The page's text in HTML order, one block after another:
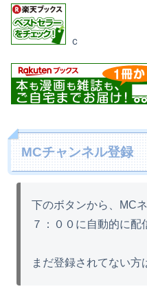
ｃ
MCチャンネル登録
下のボタンから、MC
７：００に自動的に配
まだ登録されてない方